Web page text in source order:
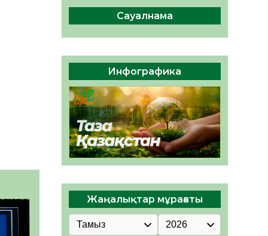
Руслан Рүстемұлы облыс
әкімінің кеңесшісі болып
тағайындалды
05.08.2026
45 0
Сауалнама
Инфографика
Жаңалықтар мұрағаты